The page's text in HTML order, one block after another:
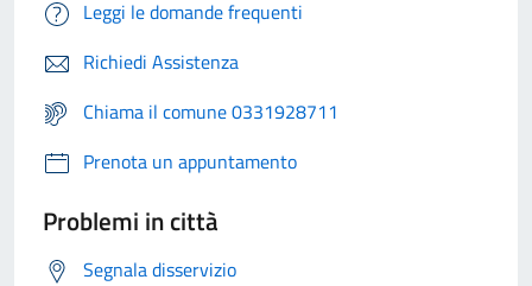
Leggi le domande frequenti
Richiedi Assistenza
Chiama il comune 0331928711
Prenota un appuntamento
Problemi in città
Segnala disservizio